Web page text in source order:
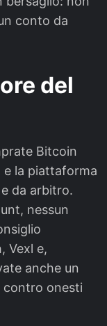
conto da
del
Bitcoin
e la piattaforma
da arbitro.
nessun
Vexl e,
anche un
contro onesti